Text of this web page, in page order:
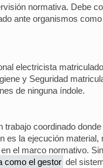
normativa. Debe
ante organismos
electricista
y Seguridad
de ninguna índole.
coordinado
es la ejecución
el marco normativo.
como el gestor del